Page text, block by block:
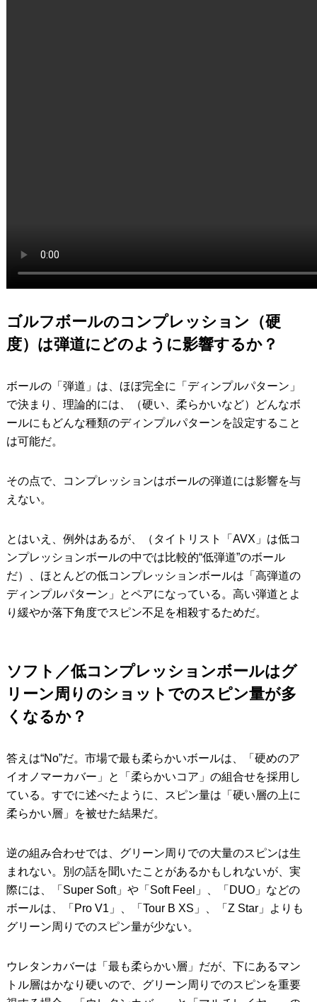
ゴルフボールのコンプレッション（硬
度）は弾道にどのように影響するか？
ボールの「弾道」は、ほぼ完全に「ディンプルパターン」
で決まり、理論的には、（硬い、柔らかいなど）どんなボ
ールにもどんな種類のディンプルパターンを設定すること
は可能だ。
その点で、コンプレッションはボールの弾道には影響を与
えない。
とはいえ、例外はあるが、（タイトリスト「AVX」は低コ
ンプレッションボールの中では比較的“低弾道”のボール
だ）、ほとんどの低コンプレッションボールは「高弾道の
ディンプルパターン」とペアになっている。高い弾道とよ
り緩やか落下角度でスピン不足を相殺するためだ。
ソフト／低コンプレッションボールはグ
リーン周りのショットでのスピン量が多
くなるか？
答えは“No”だ。市場で最も柔らかいボールは、「硬めのア
イオノマーカバー」と「柔らかいコア」の組合せを採用し
ている。すでに述べたように、スピン量は「硬い層の上に
柔らかい層」を被せた結果だ。
逆の組み合わせでは、グリーン周りでの大量のスピンは生
まれない。別の話を聞いたことがあるかもしれないが、実
際には、「Super Soft」や「Soft Feel」、「DUO」などの
ボールは、「Pro V1」、「Tour B XS」、「Z Star」よりも
グリーン周りでのスピン量が少ない。
ウレタンカバーは「最も柔らかい層」だが、下にあるマン
トル層はかなり硬いので、グリーン周りでのスピンを重要